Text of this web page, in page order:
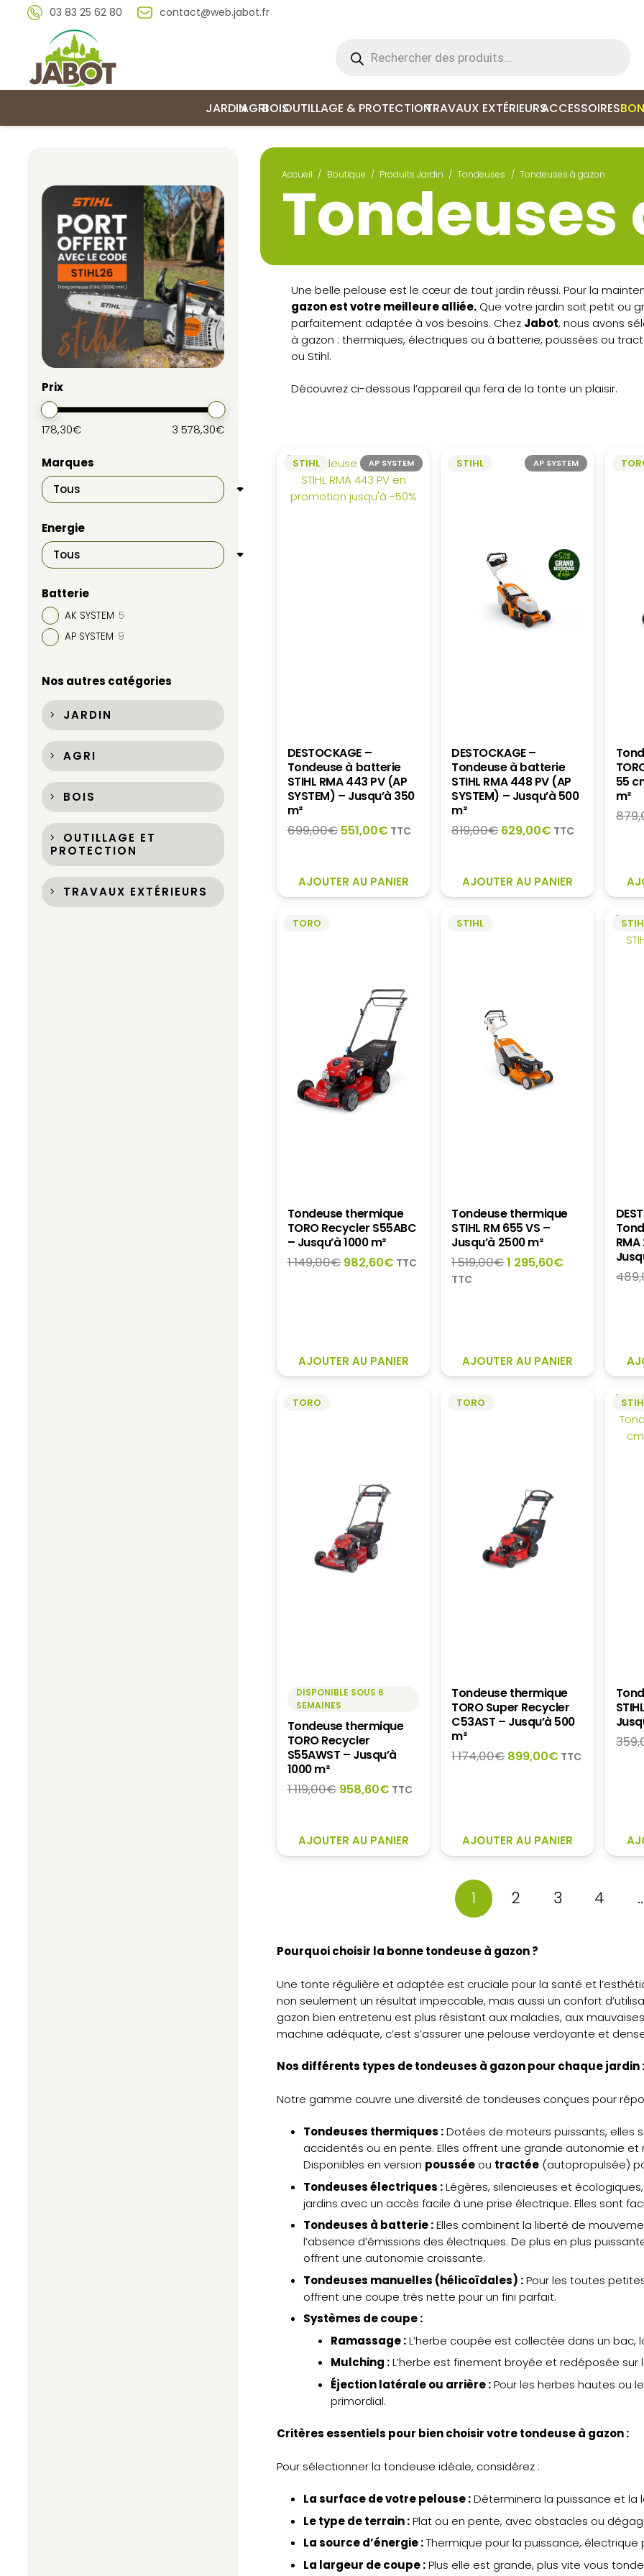
03 83 25 62 80 contact@web.jabot.fr
produits
JARDINAGRIBOISOUTILLAGE & PROTECTIONTRAVAUX EXTÉRIEURSACCESSOIRES
Prix
178,30€ 3 578,30€
Marques
Energie
Batterie
AK SYSTEM 5
AP SYSTEM 9
Nos autres catégories
JARDIN
AGRI
BOIS
OUTILLAGE ET
PROTECTION
TRAVAUX EXTÉRIEURS
Accueil / Boutique / Produits Jardin / Tondeuses / Tondeuses à gazon
Tondeuses
Une belle pelouse est le cœur de tout jardin réussi. Pour la
gazon est votre meilleure alliée.Que votre jardin soit petit ou
parfaitement adaptée à vos besoins. Chez Jabot, nous avons
à gazon : thermiques, électriques ou à batterie, poussées ou
ou Stihl.
Découvrez ci-dessous l’appareil qui fera de la tonte un plaisir.
AP SYSTEM
STIHL
DESTOCKAGE –
Tondeuse à batterie
STIHL RMA 443 PV (AP
SYSTEM) – Jusqu’à 350
m²
699,00€ Le
était :
699,00€.
551,00€Le
est :
551,00€.
TTC
AJOUTER AU PANIER
AP SYSTEM
STIHL
DESTOCKAGE –
Tondeuse à batterie
STIHL RMA 448 PV (AP
SYSTEM) – Jusqu’à 500
m²
819,00€ Le
était :
819,00€.
629,00€ Le
est :
629,00€.
TTC
AJOUTER AU PANIER
55
m²
TORO
Tondeuse thermique
TORO Recycler S55ABC
– Jusqu’à 1000 m²
1 149,00€ Le
982,60€Le
TTC
AJOUTER AU PANIER
STIHL
Tondeuse thermique
STIHL RM 655 VS –
Jusqu’à 2500 m²
1 519,00€Le
1 295,60€
TTC
AJOUTER AU PANIER
TORO
DISPONIBLE SOUS 6
SEMAINES
Tondeuse thermique
TORO Recycler
S55AWST – Jusqu’à
1000 m²
1 119,00€ Le
était :
1
958,60€Le
est :
958,60€.
TTC
AJOUTER AU PANIER
TORO
Tondeuse thermique
TORO Super Recycler
C53AST – Jusqu’à 500
m²
1 174,00€ Le
174,00€.
899,00€ Le
TTC
AJOUTER AU PANIER
1 2 3 4
Pourquoi choisir la bonne tondeuse à gazon ?
Une tonte régulière et adaptée est cruciale pour la santé et
non seulement un résultat impeccable, mais aussi un confort
gazon bien entretenu est plus résistant aux maladies, aux
machine adéquate, c’est s’assurer une pelouse verdoyante et
Nos différents types de tondeuses à gazon pour chaque jardin :
Notre gamme couvre une diversité de tondeuses conçues pour
Tondeuses thermiques :Dotées de moteurs puissants, elles
accidentés ou en pente. Elles offrent une grande autonomie
Disponibles en version poussée ou tractée (autopropulsée)
Tondeuses électriques :Légères, silencieuses et
jardins avec un accès facile à une prise électrique. Elles sont
Tondeuses à batterie :Elles combinent la liberté de
l’absence d’émissions des électriques. De plus en plus
offrent une autonomie croissante.
Tondeuses manuelles (hélicoïdales) :Pour les toutes
offrent une coupe très nette pour un fini parfait.
Systèmes de coupe :
Ramassage :L’herbe coupée est collectée dans un bac,
Mulching :L’herbe est finement broyée et redéposée
Éjection latérale ou arrière :Pour les herbes hautes ou
primordial.
Critères essentiels pour bien choisir votre tondeuse à gazon :
Pour sélectionner la tondeuse idéale, considérez :
La surface de votre pelouse :Déterminera la puissance et la
Le type de terrain :Plat ou en pente, avec obstacles ou
La source d’énergie :Thermique pour la puissance,
La largeur de coupe :Plus elle est grande, plus vite vous